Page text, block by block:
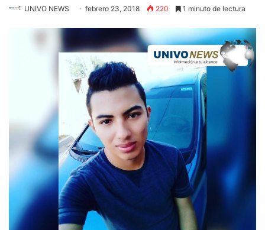
UNIVO NEWS febrero 23, 2018 220 1 minuto de lectura